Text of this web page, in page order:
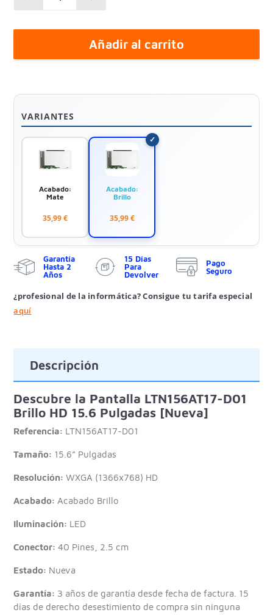
Añadir al carrito
VARIANTES
Acabado:
Mate
35,99 €
Acabado:
Brillo
35,99 €
Garantía
Hasta 2
Años
15 Días
Para
Devolver
Pago
Seguro
¿profesional de la informática? Consigue tu tarifa especial
aquí
Descripción
Descubre la Pantalla LTN156AT17-D01
Brillo HD 15.6 Pulgadas [Nueva]
Referencia: LTN156AT17-D01
Tamaño: 15.6” Pulgadas
Resolución: WXGA (1366x768) HD
Acabado: Acabado Brillo
Iluminación: LED
Conector: 40 Pines, 2.5 cm
Estado: Nueva
Garantía: 3 años de garantía desde fecha de factura. 15
días de derecho desestimiento de compra sin ninguna